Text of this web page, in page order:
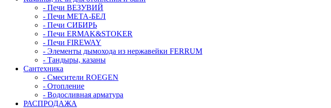
- Печи ВЕЗУВИЙ
- Печи МЕТА-БЕЛ
- Печи СИБИРЬ
- Печи ERMAK&STOKER
- Печи FIREWAY
- Элементы дымохода из нержавейки FERRUM
- Тандыры, казаны
Сантехника
- Смесители ROEGEN
- Отопление
- Водосливная арматура
РАСПРОДАЖА